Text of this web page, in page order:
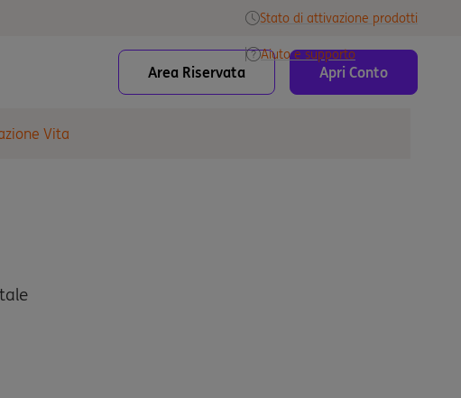
Stato di attivazione prodotti
Aiuto e supporto
Area Riservata Apri Conto
Vita